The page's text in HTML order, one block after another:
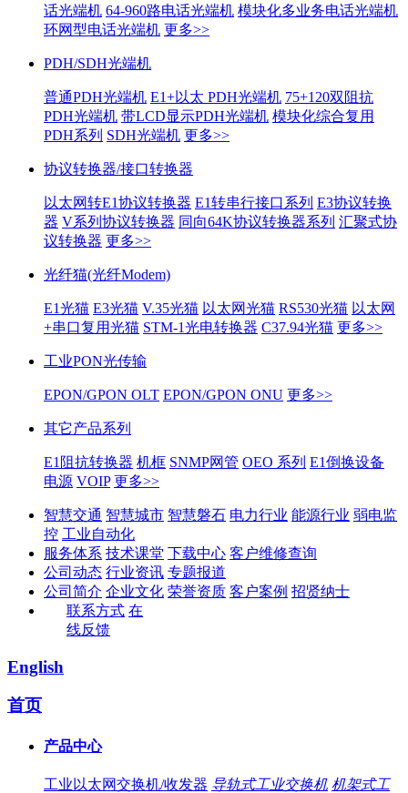
话光端机 64-960路电话光端机 模块化多业务电话光端机
环网型电话光端机 更多>>
PDH/SDH光端机
普通PDH光端机 E1+以太 PDH光端机 75+120双阻抗
PDH光端机 带LCD显示PDH光端机 模块化综合复用
PDH系列 SDH光端机 更多>>
协议转换器/接口转换器
以太网转E1协议转换器 E1转串行接口系列 E3协议转换
器 V系列协议转换器 同向64K协议转换器系列 汇聚式协
议转换器 更多>>
光纤猫(光纤Modem)
E1光猫 E3光猫 V.35光猫 以太网光猫 RS530光猫 以太网
+串口复用光猫 STM-1光电转换器 C37.94光猫 更多>>
工业PON光传输
EPON/GPON OLT EPON/GPON ONU 更多>>
其它产品系列
E1阻抗转换器 机框 SNMP网管 OEO 系列 E1倒换设备
电源 VOIP 更多>>
智慧交通 智慧城市 智慧磐石 电力行业 能源行业 弱电监
控 工业自动化
服务体系 技术课堂 下载中心 客户维修查询
公司动态 行业资讯 专题报道
公司简介 企业文化 荣誉资质 客户案例 招贤纳士
联系方式 在
线反馈
English
首页
产品中心
工业以太网交换机/收发器 导轨式工业交换机 机架式工